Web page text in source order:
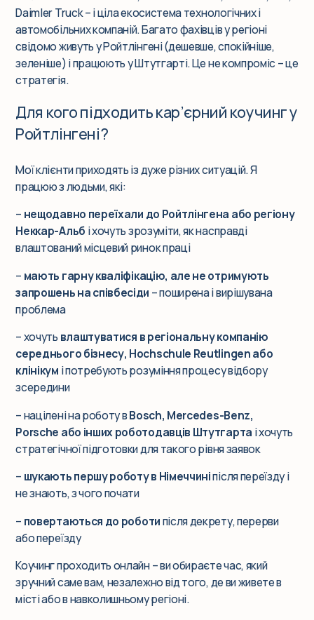
Daimler Truck – і ціла екосистема технологічних і
автомобільних компаній. Багато фахівців у регіоні
свідомо живуть у Ройтлінгені (дешевше, спокійніше,
зеленіше) і працюють у Штутгарті. Це не компроміс – це
стратегія.
Для кого підходить кар’єрний коучинг у
Ройтлінгені?
Мої клієнти приходять із дуже різних ситуацій. Я
працюю з людьми, які:
– нещодавно переїхали до Ройтлінгена або регіону
Неккар-Альб і хочуть зрозуміти, як насправді
влаштований місцевий ринок праці
– мають гарну кваліфікацію, але не отримують
запрошень на співбесіди – поширена і вирішувана
проблема
– хочуть влаштуватися в регіональну компанію
середнього бізнесу, Hochschule Reutlingen або
клінікум і потребують розуміння процесу відбору
зсередини
– націлені на роботу вBosch, Mercedes-Benz,
Porsche або інших роботодавців Штутгарта і хочуть
стратегічної підготовки для такого рівня заявок
– шукають першу роботу в Німеччиніпісля переїзду і
не знають, з чого почати
– повертаються до роботипісля декрету, перерви
або переїзду
Коучинг проходить онлайн – ви обираєте час, який
зручний саме вам, незалежно від того, де ви живете в
місті або в навколишньому регіоні.